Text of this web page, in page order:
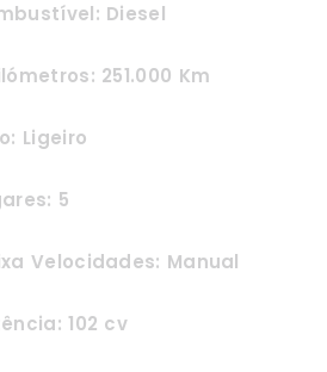
Diesel
251.000 Km
Ligeiro
5
Velocidades: Manual
102 cv